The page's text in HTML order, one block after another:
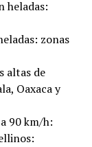
heladas:
zonas
altas de
Oaxaca y
90 km/h: